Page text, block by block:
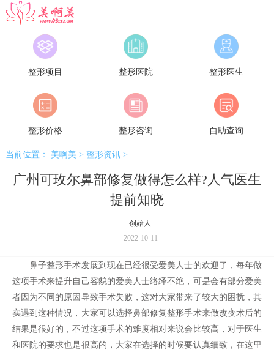
美啊美
整形项目 整形医院 整形医生
整形价格 整形咨询 自助查询
当前位置： 美啊美 > 整形资讯>
广州可玫尔鼻部修复做得怎么样?人气医生
提前知晓
创始人
2022-10-11
鼻子整形手术发展到现在已经很受爱美人士的欢迎了，每年做
这项手术来提升自己容貌的爱美人士络绎不绝，可是会有部分爱美
者因为不同的原因导致手术失败，这对大家带来了较大的困扰，其
实遇到这种情况，大家可以选择鼻部修复整形手术来做改变术后的
结果是很好的，不过这项手术的难度相对来说会比较高，对于医生
和医院的要求也是很高的，大家在选择的时候要认真细致，在这里